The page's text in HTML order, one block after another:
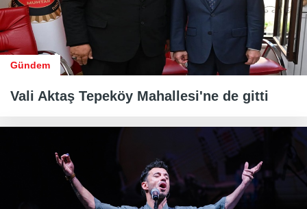
Gündem
Vali Aktaş Tepeköy Mahallesi'ne de gitti